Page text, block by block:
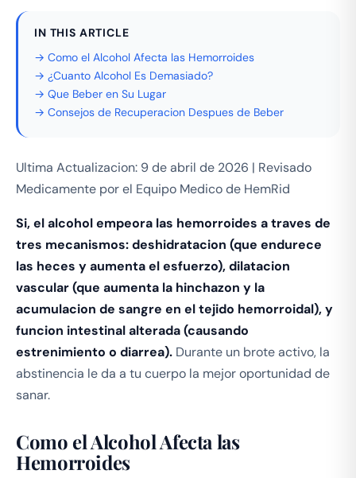
IN THIS ARTICLE
→ Como el Alcohol Afecta las Hemorroides
→ ¿Cuanto Alcohol Es Demasiado?
→ Que Beber en Su Lugar
→ Consejos de Recuperacion Despues de Beber
Ultima Actualizacion: 9 de abril de 2026 | Revisado
Medicamente por el Equipo Medico de HemRid
Si, el alcohol empeora las hemorroides a traves de
tres mecanismos: deshidratacion (que endurece
las heces y aumenta el esfuerzo), dilatacion
vascular (que aumenta la hinchazon y la
acumulacion de sangre en el tejido hemorroidal), y
funcion intestinal alterada (causando
estrenimiento o diarrea). Durante un brote activo, la
abstinencia le da a tu cuerpo la mejor oportunidad de
sanar.
Como el Alcohol Afecta las
Hemorroides